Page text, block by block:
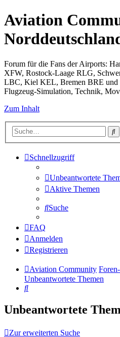
Aviation
Forum für die Fans der Airports:
XFW, Rostock-Laage RLG,
LBC, Kiel KEL, Bremen BRE und
Flugzeug-Simulation, Technik,
Zum Inhalt
Schnellzugriff
Unbeantwortete
Aktive Themen
Suche
FAQ
Anmelden
Registrieren
Aviation Community
Unbeantwortete Themen
Suche
Unbeantwortete
Zur erweiterten Suche